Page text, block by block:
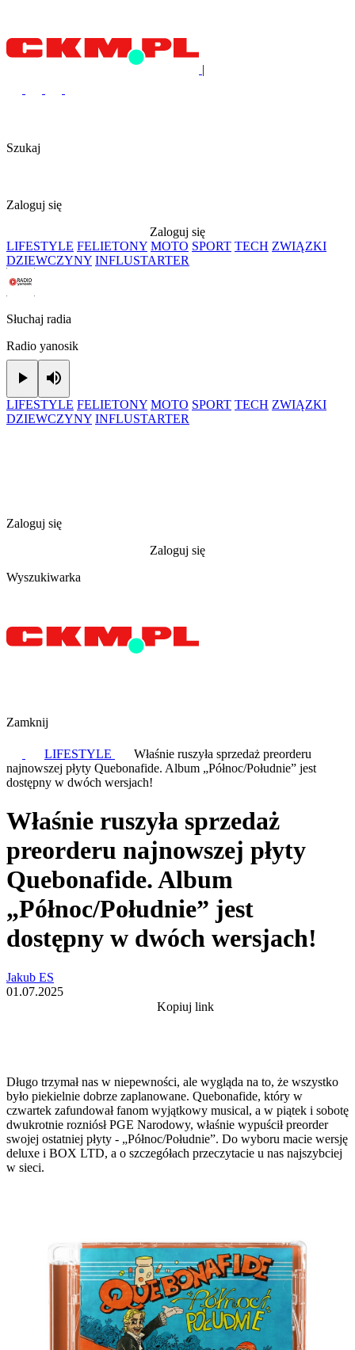
|
Szukaj
Zaloguj się
Zaloguj się
LIFESTYLE FELIETONY MOTO SPORT TECH ZWIĄZKI
DZIEWCZYNY INFLUSTARTER
Słuchaj radia
Radio yanosik
Play
LIFESTYLE FELIETONY MOTO SPORT TECH ZWIĄZKI
DZIEWCZYNY INFLUSTARTER
Zaloguj się
Zaloguj się
Wyszukiwarka
Zamknij
LIFESTYLE
Właśnie ruszyła sprzedaż preorderu
najnowszej płyty Quebonafide. Album „Północ/Południe” jest
dostępny w dwóch wersjach!
Właśnie ruszyła sprzedaż
preorderu najnowszej płyty
Quebonafide. Album
„Północ/Południe” jest
dostępny w dwóch wersjach!
Jakub ES
01.07.2025
Kopiuj link
Długo trzymał nas w niepewności, ale wygląda na to, że wszystko
było piekielnie dobrze zaplanowane. Quebonafide, który w
czwartek zafundował fanom wyjątkowy musical, a w piątek i sobotę
dwukrotnie rozniósł PGE Narodowy, właśnie wypuścił preorder
swojej ostatniej płyty - „Północ/Południe”. Do wyboru macie wersję
deluxe i BOX LTD, a o szczegółach przeczytacie u nas najszybciej
w sieci.